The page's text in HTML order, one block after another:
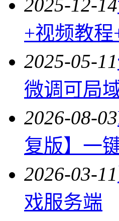
2025-12-14
+视频教
2025-05-11
微调可局
2026-08-03
复版】一
2026-03-11
戏服务端